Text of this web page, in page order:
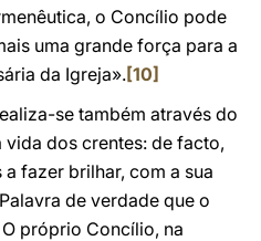
o Concílio pode
uma grande força para a
da Igreja».[10]
se também através do
dos crentes: de facto,
fazer brilhar, com a sua
de verdade que o
próprio Concílio, na